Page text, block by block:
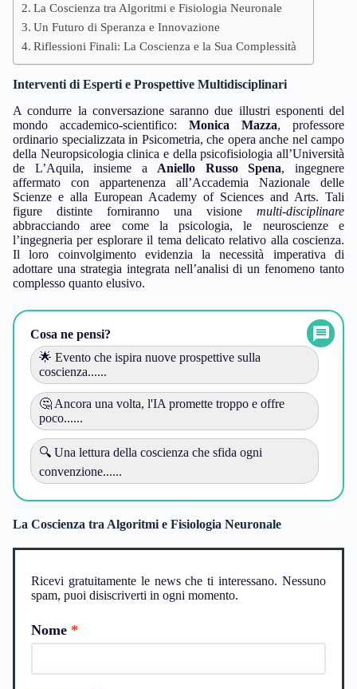
La Coscienza tra Algoritmi e Fisiologia Neuronale
Un Futuro di Speranza e Innovazione
Riflessioni Finali: La Coscienza e la Sua Complessità
Interventi di Esperti e Prospettive Multidisciplinari
A condurre la conversazione saranno due illustri esponenti del
mondo accademico-scientifico: Monica Mazza, professore
ordinario specializzata in Psicometria, che opera anche nel campo
della Neuropsicologia clinica e della psicofisiologia all’Università
de L’Aquila, insieme a Aniello Russo Spena, ingegnere
affermato con appartenenza all’Accademia Nazionale delle
Scienze e alla European Academy of Sciences and Arts. Tali
figure distinte forniranno una visione multi-disciplinare
abbracciando aree come la psicologia, le neuroscienze e
l’ingegneria per esplorare il tema delicato relativo alla coscienza.
Il loro coinvolgimento evidenzia la necessità imperativa di
adottare una strategia integrata nell’analisi di un fenomeno tanto
complesso quanto elusivo.
Cosa ne pensi?
🌟 Evento che ispira nuove prospettive sulla
coscienza......
🤔 Ancora una volta, l'IA promette troppo e offre
poco......
🔍 Una lettura della coscienza che sfida ogni
convenzione......
La Coscienza tra Algoritmi e Fisiologia Neuronale
Ricevi gratuitamente le news che ti interessano. Nessuno
spam, puoi disiscriverti in ogni momento.
Nome